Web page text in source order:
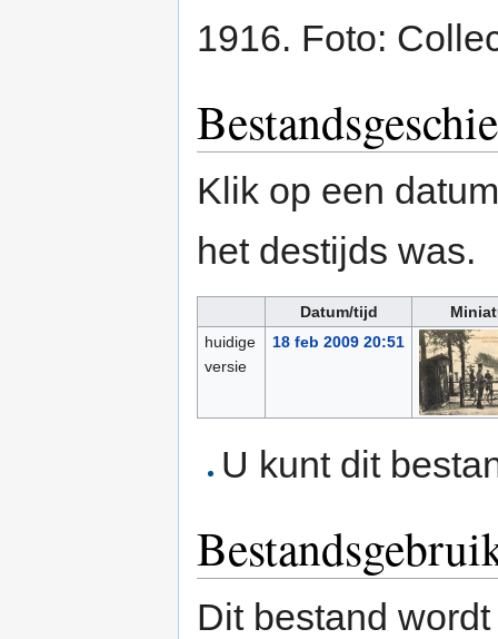
1916. Foto:
Klik op een
het destijds was.
Datum/tijd
huidige
versie
18 feb 2009 20:51
U kunt dit
Dit bestand